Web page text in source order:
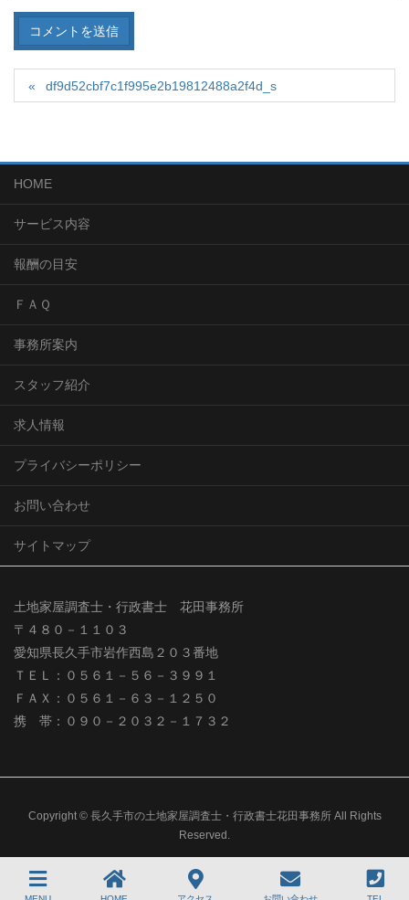
df9d52cbf7c1f995e2b19812488a2f4d_s
HOME
サービス内容
報酬の目安
ＦＡＱ
事務所案内
スタッフ紹介
求人情報
プライバシーポリシー
お問い合わせ
サイトマップ
土地家屋調査士・行政書士 花田事務所
〒４８０－１１０３
愛知県長久手市岩作西島２０３番地
ＴＥＬ：０５６１－５６－３９９１
ＦＡＸ：０５６１－６３－１２５０
携 帯：０９０－２０３２－１７３２
Copyright © 長久手市の土地家屋調査士・行政書士花田事務所 All Rights
Reserved.